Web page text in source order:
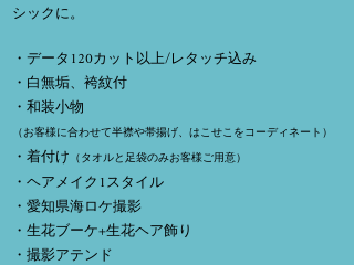
​シックに。
・データ120カット以上/レタッチ込み
・白無垢、袴紋付
・和装小物
（お客様に合わせて半襟や帯揚げ、はこせこをコーディネート）
・着付け （タオルと足袋のみお客様ご用意）
・ヘアメイク1スタイル
・愛知県海ロケ撮影
・生花ブーケ+生花ヘア飾り
​・撮影アテンド